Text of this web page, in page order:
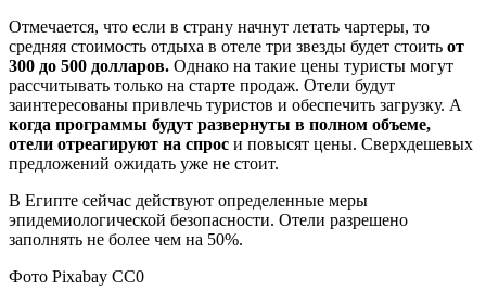
Отмечается, что если в страну начнут летать чартеры, то
средняя стоимость отдыха в отеле три звезды будет стоить от
300 до 500 долларов. Однако на такие цены туристы могут
рассчитывать только на старте продаж. Отели будут
заинтересованы привлечь туристов и обеспечить загрузку. А
когда программы будут развернуты в полном объеме,
отели отреагируют на спрос и повысят цены. Сверхдешевых
предложений ожидать уже не стоит.
В Египте сейчас действуют определенные меры
эпидемиологической безопасности. Отели разрешено
заполнять не более чем на 50%.
Фото Pixabay CC0